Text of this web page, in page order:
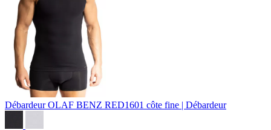
Débardeur OLAF BENZ RED1601 côte fine | Débardeur